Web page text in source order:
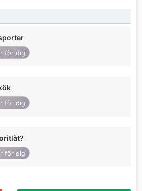
för dig
för dig
för dig